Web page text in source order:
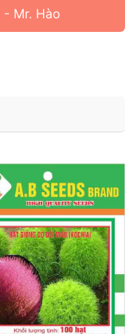
- Mr. Hào